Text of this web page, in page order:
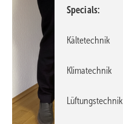
Specials
Kältetechnik
Klimatechnik
Lüftungstechnik